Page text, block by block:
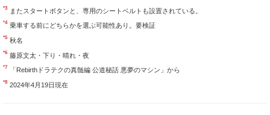
*3 またスタートボタンと、専用のシートベルトも設置されている。
*4 乗車する前にどちらかを選ぶ可能性あり。要検証
*5 秋名
*6 藤原文太・下り・晴れ・夜
*7 「Rebirthドラテクの真髄編 公道秘話 悪夢のマシン」から
*8 2024年4月19日現在